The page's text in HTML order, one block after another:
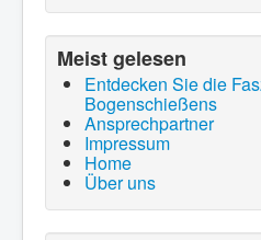
Meist gelesen
Entdecken Sie die
Bogenschießens
Ansprechpartner
Impressum
Home
Über uns